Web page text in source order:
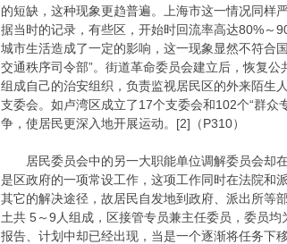
的短缺，这种现象更趋普遍。上海市这一情况同样
据当时的记录，有些区，开始时回流率高达80%～
城市生活造成了一定的影响，这一现象显然不符合
交通秩序司令部”。街道革命委员会建立后，恢复
组成自己的治安组织，负责监视居民区的外来陌生
支委会。如卢湾区成立了17个支委会和102个“群众
争，使居民更深入地开展运动。[2]（P310）
居民委员会中的另一大职能单位调解委员会却在
是区政府的一项常设工作，这项工作同时在法院和
其它的解决途径，故居民自发地到政府、派出所等
土共 5～9人组成，区接管专员兼主任委员，委员
报告、计划中却已经出现，当是一个逐渐将任务下移